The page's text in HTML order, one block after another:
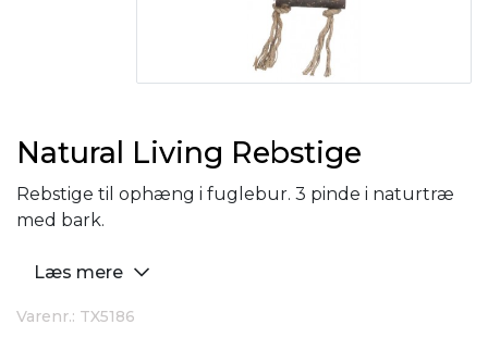
Natural Living Rebstige
Rebstige til ophæng i fuglebur. 3 pinde i naturtræ
med bark.
Læs mere
Varenr.: TX5186